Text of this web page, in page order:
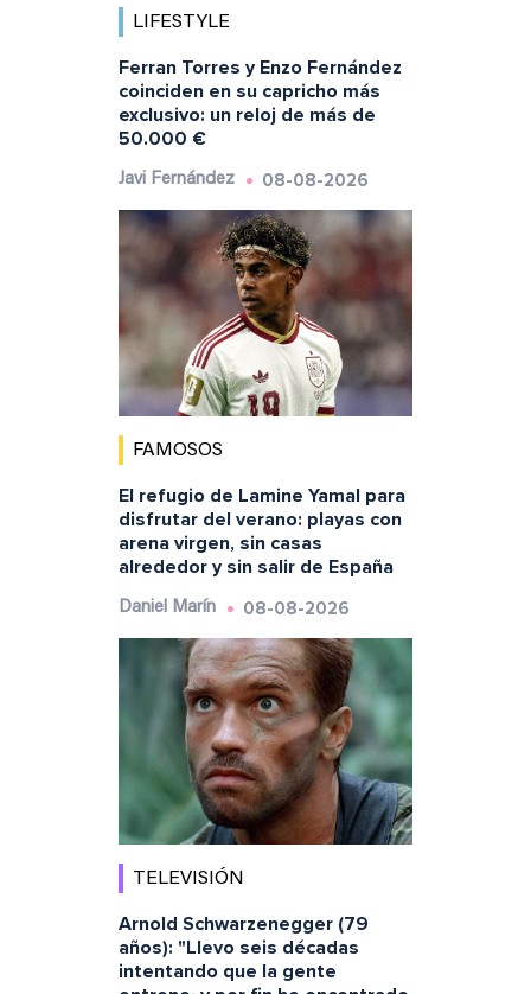
LIFESTYLE
Ferran Torres y Enzo Fernández
coinciden en su capricho más
exclusivo: un reloj de más de
50.000 €
Javi Fernández 08-08-2026
FAMOSOS
El refugio de Lamine Yamal para
disfrutar del verano: playas con
arena virgen, sin casas
alrededor y sin salir de España
Daniel Marín 08-08-2026
TELEVISIÓN
Arnold Schwarzenegger (79
años): "Llevo seis décadas
intentando que la gente